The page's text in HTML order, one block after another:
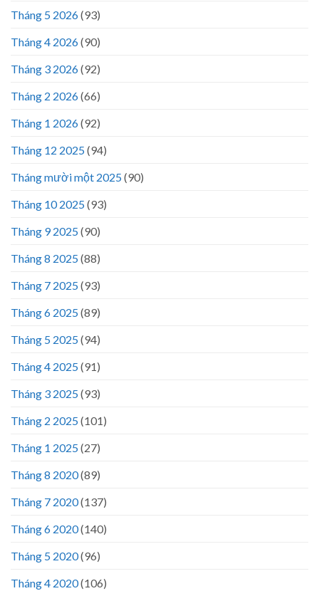
Tháng 5 2026(93)
Tháng 4 2026(90)
Tháng 3 2026(92)
Tháng 2 2026(66)
Tháng 1 2026(92)
Tháng 12 2025(94)
Tháng mười một 2025(90)
Tháng 10 2025(93)
Tháng 9 2025(90)
Tháng 8 2025(88)
Tháng 7 2025(93)
Tháng 6 2025(89)
Tháng 5 2025(94)
Tháng 4 2025(91)
Tháng 3 2025(93)
Tháng 2 2025(101)
Tháng 1 2025(27)
Tháng 8 2020(89)
Tháng 7 2020(137)
Tháng 6 2020(140)
Tháng 5 2020(96)
Tháng 4 2020(106)